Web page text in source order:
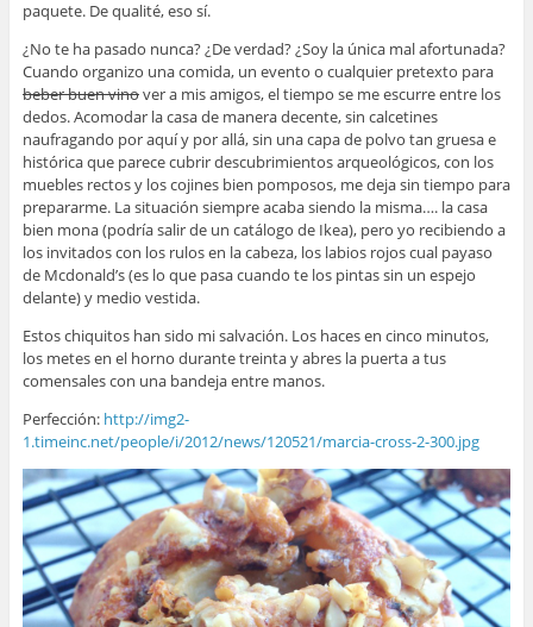
paquete. De qualité, eso sí.
¿No te ha pasado nunca? ¿De verdad? ¿Soy la única mal afortunada?
Cuando organizo una comida, un evento o cualquier pretexto para
beber buen vinover a mis amigos, el tiempo se me escurre entre los
dedos. Acomodar la casa de manera decente, sin calcetines
naufragando por aquí y por allá, sin una capa de polvo tan gruesa e
histórica que parece cubrir descubrimientos arqueológicos, con los
muebles rectos y los cojines bien pomposos, me deja sin tiempo para
prepararme. La situación siempre acaba siendo la misma…. la casa
bien mona (podría salir de un catálogo de Ikea), pero yo recibiendo a
los invitados con los rulos en la cabeza, los labios rojos cual payaso
de Mcdonald’s (es lo que pasa cuando te los pintas sin un espejo
delante) y medio vestida.
Estos chiquitos han sido mi salvación. Los haces en cinco minutos,
los metes en el horno durante treinta y abres la puerta a tus
comensales con una bandeja entre manos.
Perfección: http://img2-
1.timeinc.net/people/i/2012/news/120521/marcia-cross-2-300.jpg